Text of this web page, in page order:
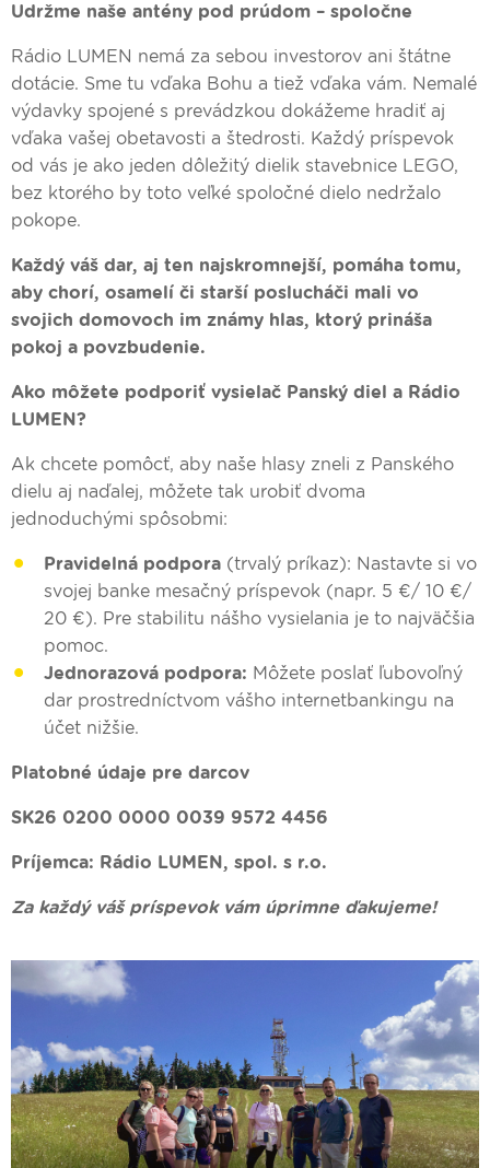
Udržme naše antény pod prúdom – spoločne
Rádio LUMEN nemá za sebou investorov ani štátne
dotácie. Sme tu vďaka Bohu a tiež vďaka vám. Nemalé
výdavky spojené s prevádzkou dokážeme hradiť aj
vďaka vašej obetavosti a štedrosti. Každý príspevok
od vás je ako jeden dôležitý dielik stavebnice LEGO,
bez ktorého by toto veľké spoločné dielo nedržalo
pokope.
Každý váš dar, aj ten najskromnejší, pomáha tomu,
aby chorí, osamelí či starší poslucháči mali vo
svojich domovoch im známy hlas, ktorý prináša
pokoj a povzbudenie.
Ako môžete podporiť vysielač Panský diel a Rádio
LUMEN?
Ak chcete pomôcť, aby naše hlasy zneli z Panského
dielu aj naďalej, môžete tak urobiť dvoma
jednoduchými spôsobmi:
Pravidelná podpora (trvalý príkaz): Nastavte si vo
svojej banke mesačný príspevok (napr. 5 €/ 10 €/
20 €). Pre stabilitu nášho vysielania je to najväčšia
pomoc.
Jednorazová podpora: Môžete poslať ľubovoľný
dar prostredníctvom vášho internetbankingu na
účet nižšie.
Platobné údaje pre darcov
SK26 0200 0000 0039 9572 4456
Príjemca: Rádio LUMEN, spol. s r.o.
Za každý váš príspevok vám úprimne ďakujeme!